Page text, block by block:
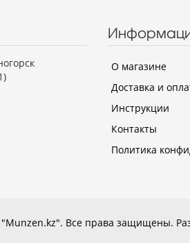
О магазине
Доставка и
Инструкции
Контакты
Политика
Все права защищены.